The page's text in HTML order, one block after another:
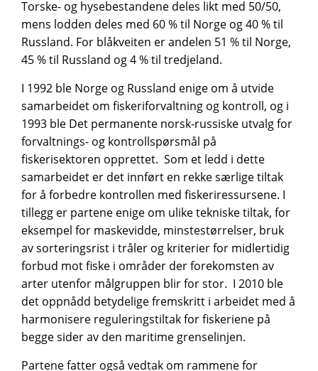
Torske- og hysebestandene deles likt med 50/50,
mens lodden deles med 60 % til Norge og 40 % til
Russland. For blåkveiten er andelen 51 % til Norge,
45 % til Russland og 4 % til tredjeland.
I 1992 ble Norge og Russland enige om å utvide
samarbeidet om fiskeriforvaltning og kontroll, og i
1993 ble Det permanente norsk-russiske utvalg for
forvaltnings- og kontrollspørsmål på
fiskerisektoren opprettet. Som et ledd i dette
samarbeidet er det innført en rekke særlige tiltak
for å forbedre kontrollen med fiskeriressursene. I
tillegg er partene enige om ulike tekniske tiltak, for
eksempel for maskevidde, minstestørrelser, bruk
av sorteringsrist i tråler og kriterier for midlertidig
forbud mot fiske i områder der forekomsten av
arter utenfor målgruppen blir for stor. I 2010 ble
det oppnådd betydelige fremskritt i arbeidet med å
harmonisere reguleringstiltak for fiskeriene på
begge sider av den maritime grenselinjen.
Partene fatter også vedtak om rammene for